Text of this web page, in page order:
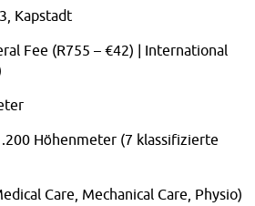
Kapstadt
Fee (R755 – €42) | International
Höhenmeter (7 klassifizierte
Care, Mechanical Care, Physio)